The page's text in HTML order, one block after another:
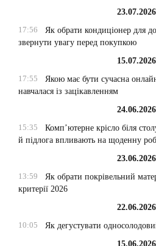
23.07.2026
17:56
Як обрати кондиціонер для
звернути увагу перед покупкою
15.07.2026
17:55
Якою має бути сучасна
навчалася із зацікавленням
24.06.2026
15:35
Комп’ютерне крісло біля
й підлога впливають на щоденну
23.06.2026
13:59
Як обрати покрівельний
критерії 2026
22.06.2026
10:05
Як дегустувати
15.06.2026